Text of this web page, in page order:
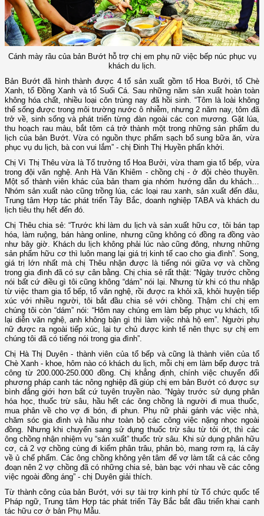
Cánh mày râu của bản Bướt hỗ trợ chị em phụ nữ việc bếp núc phục vụ
khách du lịch.
Bản Bướt đã hình thành được 4 tổ sản xuất gồm tổ Hoa Bưởi, tổ Chè
Xanh, tổ Đồng Xanh và tổ Suối Cá. Sau những năm sản xuất hoàn toàn
không hóa chất, nhiều loại côn trùng nay đã hồi sinh. “Tôm là loài không
thể sống được trong môi trường nước ô nhiễm, nhưng 2 năm nay, tôm đã
trở về, sinh sống và phát triển từng đàn ngoài các con mương. Gặt lúa,
thu hoạch rau màu, bắt tôm cá trở thành một trong những sản phẩm du
lịch của bản Bướt. Vừa có nguồn thực phẩm sạch bổ sung bữa ăn, vừa
phục vụ du lịch, bà con vui lắm” - chị Đinh Thị Huyền phấn khởi.
Chị Vì Thị Thêu vừa là Tổ trưởng tổ Hoa Bưởi, vừa tham gia tổ bếp, vừa
trong đội văn nghệ. Anh Hà Văn Khiêm - chồng chị - ở đội chèo thuyền.
Một số thành viên khác của bản tham gia nhóm hướng dẫn du khách…
Nhóm sản xuất nào cũng trồng lúa, các loại rau xanh, sản xuất đến đâu,
Trung tâm Hợp tác phát triển Tây Bắc, doanh nghiệp TABA và khách du
lịch tiêu thụ hết đến đó.
Chị Thêu chia sẻ: “Trước khi làm du lịch và sản xuất hữu cơ, tôi bán tạp
hóa, làm ruộng, bán hàng online, nhưng cũng không có đồng ra đồng vào
như bây giờ. Khách du lịch không phải lúc nào cũng đông, nhưng những
sản phẩm hữu cơ thì luôn mang lại giá trị kinh tế cao cho gia đình”. Song,
giá trị lớn nhất mà chị Thêu nhận được là tiếng nói giữa vợ và chồng
trong gia đình đã có sự cân bằng. Chị chia sẻ rất thật: “Ngày trước chồng
nói bất cứ điều gì tôi cũng không “dám” nói lại. Nhưng từ khi có thu nhập
từ việc tham gia tổ bếp, tổ văn nghệ, rồi được ra khỏi xã, khỏi huyện tiếp
xúc với nhiều người, tôi bắt đầu chia sẻ với chồng. Thậm chí chị em
chúng tôi còn “dám” nói: “Hôm nay chúng em làm bếp phục vụ khách, tối
lại diễn văn nghệ, anh không bận gì thì làm việc nhà hộ em”. Người phụ
nữ được ra ngoài tiếp xúc, lại tự chủ được kinh tế nên thực sự chị em
chúng tôi đã có tiếng nói trong gia đình”.
Chị Hà Thị Duyên - thành viên của tổ bếp và cũng là thành viên của tổ
Chè Xanh - khoe, hôm nào có khách du lịch, mỗi chị em làm bếp được trả
công từ 200.000-250.000 đồng. Chị khẳng định, chính việc chuyển đổi
phương pháp canh tác nông nghiệp đã giúp chị em bản Bướt có được sự
bình đẳng giới hơn bất cứ tuyên truyền nào. “Ngày trước sử dụng phân
hóa học, thuốc trừ sâu, hầu hết các ông chồng là người đi mua thuốc,
mua phân về cho vợ đi bón, đi phun. Phụ nữ phải gánh vác việc nhà,
chăm sóc gia đình và hầu như toàn bộ các công việc nặng nhọc ngoài
đồng. Nhưng khi chuyển sang sử dụng thuốc trừ sâu từ tỏi ớt, thì các
ông chồng nhận nhiệm vụ “sản xuất” thuốc trừ sâu. Khi sử dụng phân hữu
cơ, cả 2 vợ chồng cùng đi kiếm phân trâu, phân bò, mang rơm rạ, lá cây
về ủ chế phẩm. Các ông chồng không yên tâm để vợ làm tất cả các công
đoạn nên 2 vợ chồng đã có những chia sẻ, bàn bạc với nhau về các công
việc ngoài đồng áng” - chị Duyên giải thích.
Từ thành công của bản Bướt, với sự tài trợ kinh phí từ Tổ chức quốc tế
Pháp ngữ, Trung tâm Hợp tác phát triển Tây Bắc bắt đầu triển khai canh
tác hữu cơ ở bản Phụ Mẫu.